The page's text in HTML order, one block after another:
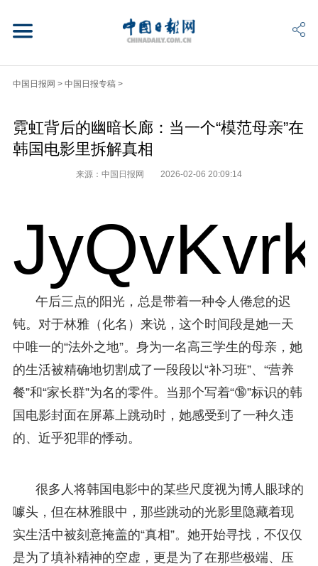
中国日报网 > 中国日报专稿 >
霓虹背后的幽暗长廊：当一个“模范母亲”在
韩国电影里拆解真相
来源：中国日报网 2026-02-06 20:09:14
午后三点的阳光，总是带着一种令人倦怠的迟
钝。对于林雅（化名）来说，这个时间段是她一天
中唯一的“法外之地”。身为一名高三学生的母亲，她
的生活被精确地切割成了一段段以“补习班”、“营养
餐”和“家长群”为名的零件。当那个写着“🔞”标识的韩
国电影封面在屏幕上跳动时，她感受到了一种久违
的、近乎犯罪的悸动。
很多人将韩国电影中的某些尺度视为博人眼球的
噱头，但在林雅眼中，那些跳动的光影里隐藏着现
实生活中被刻意掩盖的“真相”。她开始寻找，不仅仅
是为了填补精神的空虚，更是为了在那些极端、压